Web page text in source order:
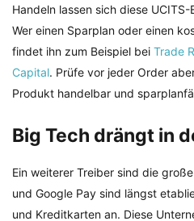
Handeln lassen sich diese
Wer einen Sparplan oder einen
findet ihn zum Beispiel bei Trade
Capital. Prüfe vor jeder Order
Produkt handelbar und
Big Tech drängt in
Ein weiterer Treiber sind die
und Google Pay sind längst
und Kreditkarten an. Diese